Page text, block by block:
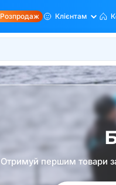
Розпродаж Клієнтам
Отримуй першим товари